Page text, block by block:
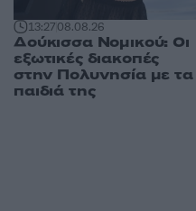
13:2708.08.26
Δούκισσα Νομικού: Οι
εξωτικές διακοπές
στην Πολυνησία με τα
παιδιά της